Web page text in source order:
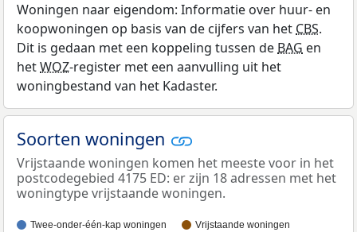
Woningen naar eigendom: Informatie over huur- en
koopwoningen op basis van de cijfers van het CBS.
Dit is gedaan met een koppeling tussen de BAG en
hetWOZ-register met een aanvulling uit het
woningbestand van het Kadaster.
Soorten woningen
Vrijstaande woningen komen het meeste voor in het
postcodegebied 4175 ED: er zijn 18 adressen met het
woningtype vrijstaande woningen.
Twee-onder-één-kap woningen Vrijstaande woningen